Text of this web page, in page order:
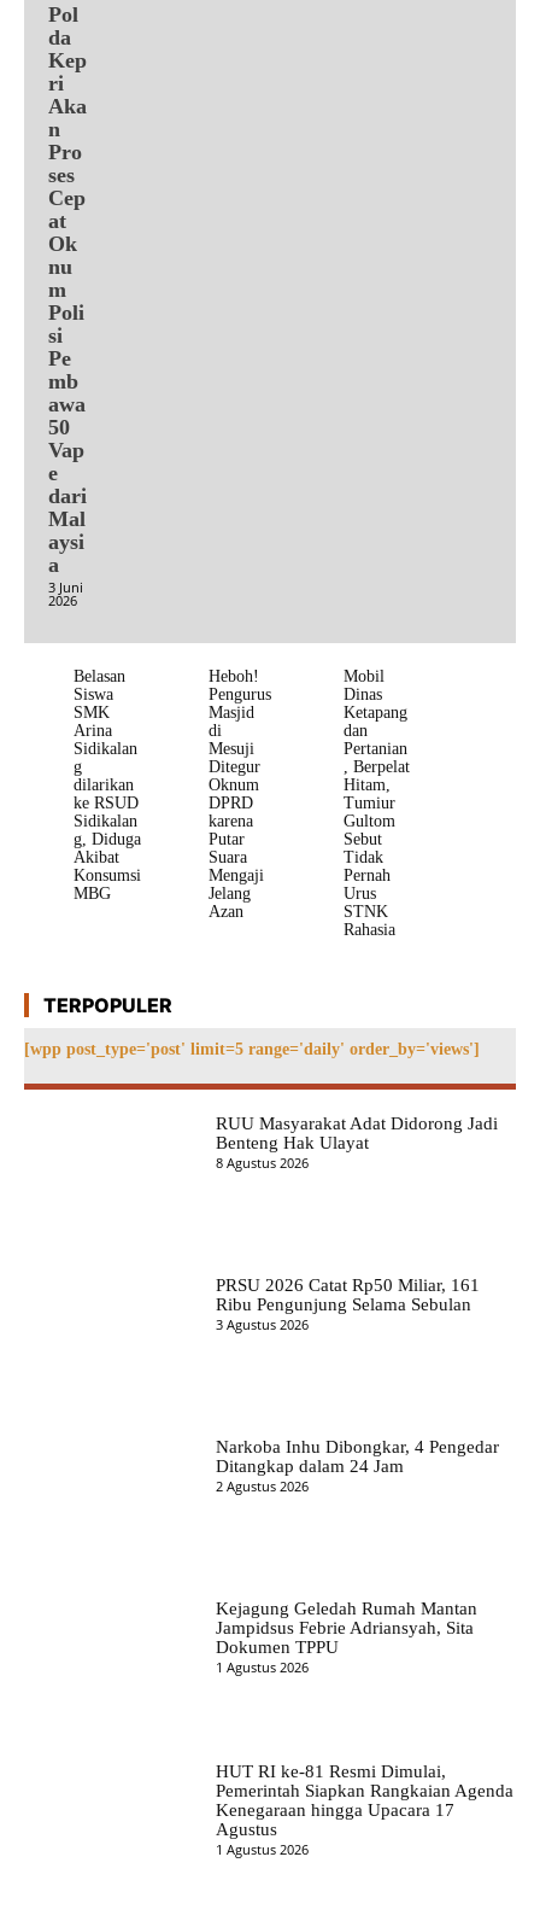
Pol
da
Kep
ri
Aka
n
Pro
ses
Cep
at
Ok
nu
m
Poli
si
Pe
mb
awa
50
Vap
e
dari
Mal
aysi
a
3 Juni
2026
Belasan
Siswa
SMK
Arina
Sidikalan
g
dilarikan
ke RSUD
Sidikalan
g, Diduga
Akibat
Konsumsi
MBG
Heboh!
Pengurus
Masjid
di
Mesuji
Ditegur
Oknum
DPRD
karena
Putar
Suara
Mengaji
Jelang
Azan
Mobil
Dinas
Ketapang
dan
Pertanian
, Berpelat
Hitam,
Tumiur
Gultom
Sebut
Tidak
Pernah
Urus
STNK
Rahasia
TERPOPULER
[wpp post_type='post' limit=5 range='daily' order_by='views']
RUU Masyarakat Adat Didorong Jadi
Benteng Hak Ulayat
8 Agustus 2026
PRSU 2026 Catat Rp50 Miliar, 161
Ribu Pengunjung Selama Sebulan
3 Agustus 2026
Narkoba Inhu Dibongkar, 4 Pengedar
Ditangkap dalam 24 Jam
2 Agustus 2026
Kejagung Geledah Rumah Mantan
Jampidsus Febrie Adriansyah, Sita
Dokumen TPPU
1 Agustus 2026
HUT RI ke-81 Resmi Dimulai,
Pemerintah Siapkan Rangkaian Agenda
Kenegaraan hingga Upacara 17
Agustus
1 Agustus 2026